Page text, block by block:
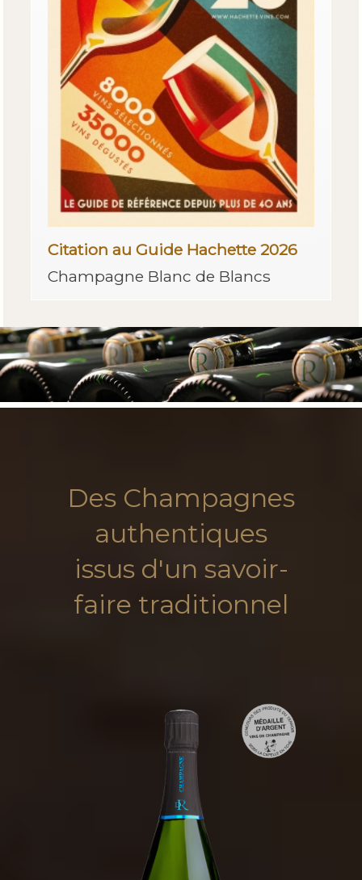
Citation au Guide Hachette 2026
Champagne Blanc de Blancs
Des Champagnes
authentiques
issus d'un savoir-
faire traditionnel